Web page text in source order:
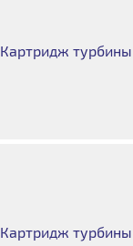
Картридж турбины
Картридж турбины